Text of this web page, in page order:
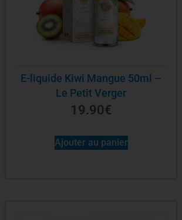
E-liquide Kiwi Mangue 50ml –
Le Petit Verger
19.90€
Ajouter au panier